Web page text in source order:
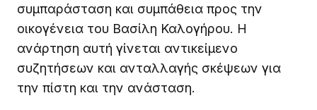
συμπαράσταση και συμπάθεια προς την
οικογένεια του Βασίλη Καλογήρου. Η
ανάρτηση αυτή γίνεται αντικείμενο
συζητήσεων και ανταλλαγής σκέψεων για
την πίστη και την ανάσταση.